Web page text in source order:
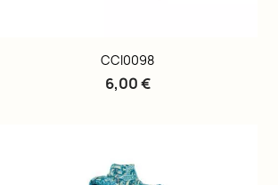
CCI0098
6,00 €